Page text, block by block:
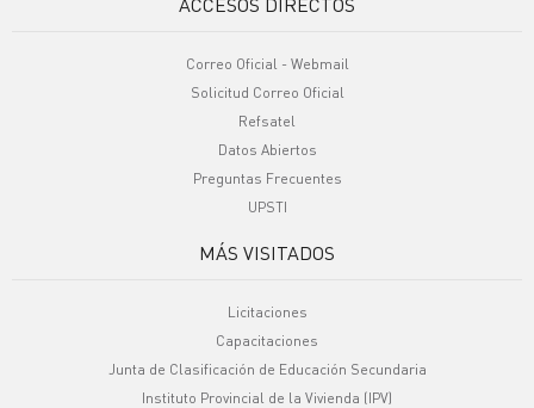
Correo Oficial - Webmail
Solicitud Correo Oficial
Refsatel
Datos Abiertos
Preguntas Frecuentes
UPSTI
MÁS VISITADOS
Licitaciones
Capacitaciones
Junta de Clasificación de Educación Secundaria
Instituto Provincial de la Vivienda (IPV)